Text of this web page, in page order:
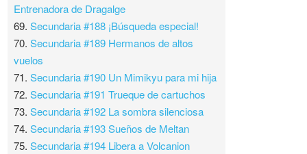
Entrenadora de Dragalge
69.Secundaria #188 ¡Búsqueda especial!
70.Secundaria #189 Hermanos de altos
vuelos
71.Secundaria #190 Un Mimikyu para mi hija
72.Secundaria #191 Trueque de cartuchos
73.Secundaria #192 La sombra silenciosa
74.Secundaria #193 Sueños de Meltan
75.Secundaria #194 Libera a Volcanion